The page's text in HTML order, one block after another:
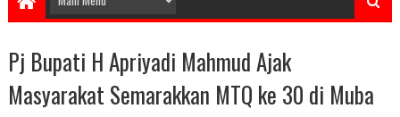
Pj Bupati H Apriyadi Mahmud Ajak
Masyarakat Semarakkan MTQ ke 30 di Muba